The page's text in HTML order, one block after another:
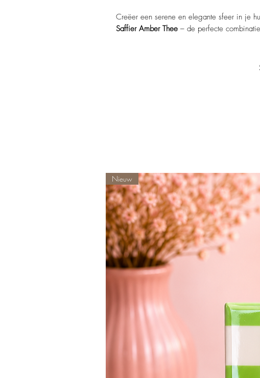
Creëer een serene en elegante sfeer in je
Saffier Amber Thee – de perfecte
Nieuw